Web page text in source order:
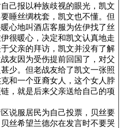
己报以种族歧视的眼光，凯文
睡丝绸枕套，凯文也不懂。但
心地叫酒店客服为佐伊找了丝
很暖心，决定和凯文认真地走
父亲的拜访，凯文并没有了解
友因为受伤提前回国了，对父
少。但老战友给了凯文一张照
和一个亚裔女人，这个女人脖
，就是后来父亲送给自己的项
说服居民为自己投票，贝丝要
丝希望兰德尔在发言时不要哭